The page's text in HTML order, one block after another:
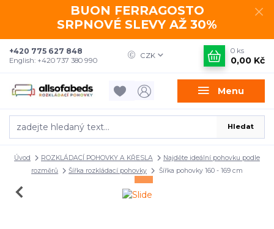
BUON FERRAGOSTO
SRPNOVÉ SLEVY AŽ 30%
Menu
CZK
Hledat
+420 775 627 848
English: +420 737 380 990
0 ks
0,00 Kč
Úvod ROZKLÁDACÍ POHOVKY A KŘESLA
Najděte ideální pohovku podle
rozměrů
Šířka rozkládací pohovky Šířka pohovky 160 - 169 cm